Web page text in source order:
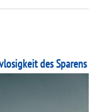
des Sparens